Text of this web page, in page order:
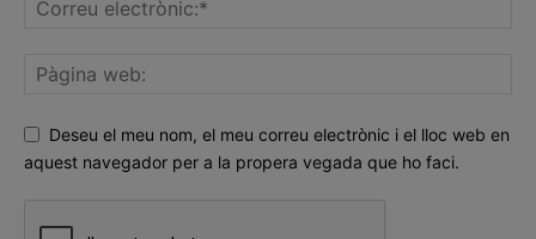
Deseu el meu nom, el meu correu electrònic i el lloc web en
aquest navegador per a la propera vegada que ho faci.